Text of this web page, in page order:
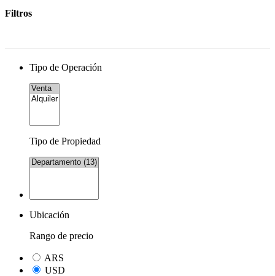
Filtros
Tipo de Operación
Tipo de Propiedad
Ubicación
Rango de precio
ARS
USD